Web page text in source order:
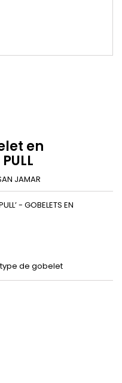
en
JAMAR
- GOBELETS EN
de gobelet